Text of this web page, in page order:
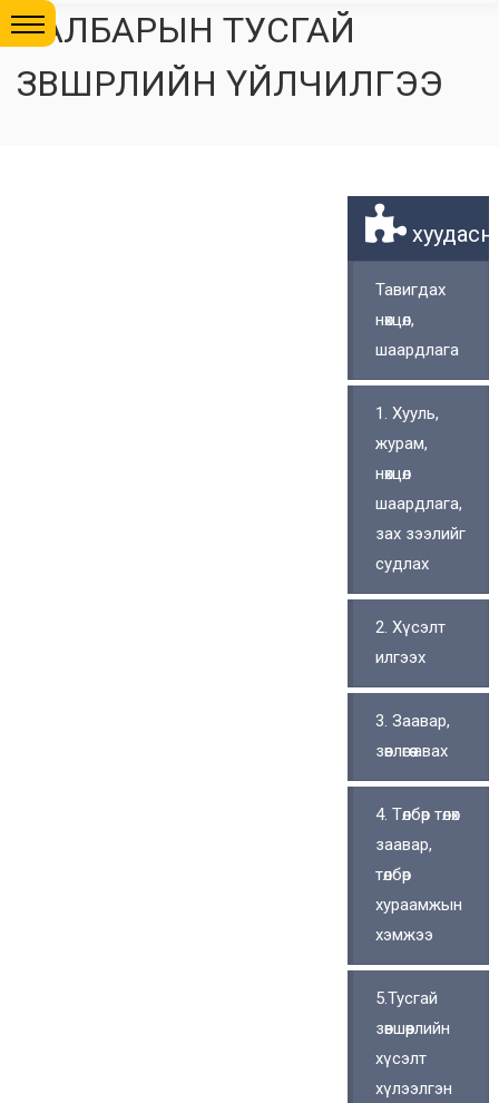
САЛБАРЫН ТУСГАЙ
ЗӨВШӨӨРЛИЙН ҮЙЛЧИЛГЭЭ
Тавигдах
нөхцөл,
шаардлага
1. Хууль,
журам,
нөхцөл
шаардлага,
зах зээлийг
судлах
2. Хүсэлт
илгээх
3. Заавар,
зөвлөгөө авах
4. Төлбөр төлөх
заавар,
төлбөр
хураамжын
хэмжээ
5.Тусгай
зөвшөөрлийн
хүсэлт
хүлээлгэн